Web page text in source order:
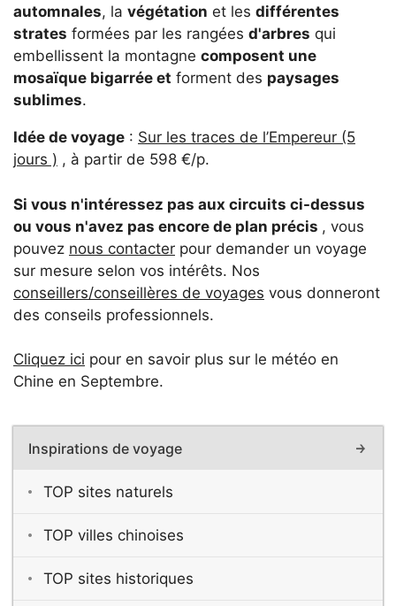
automnales, la végétation et les différentes
strates formées par les rangées d'arbres qui
embellissent la montagne composent une
mosaïque bigarrée et forment des paysages
sublimes.
Idée de voyage : Sur les traces de l’Empereur (5
jours ) , à partir de 598 €/p.
Si vous n'intéressez pas aux circuits ci-dessus
ou vous n'avez pas encore de plan précis , vous
pouvez nous contacter pour demander un voyage
sur mesure selon vos intérêts. Nos
conseillers/conseillères de voyages vous donneront
des conseils professionnels.
Cliquez ici pour en savoir plus sur le météo en
Chine en Septembre.
Inspirations de voyage
TOP sites naturels
TOP villes chinoises
TOP sites historiques